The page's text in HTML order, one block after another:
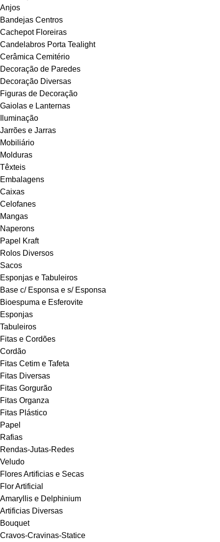
Anjos
Bandejas Centros
Cachepot Floreiras
Candelabros Porta Tealight
Cerâmica Cemitério
Decoração de Paredes
Decoração Diversas
Figuras de Decoração
Gaiolas e Lanternas
Iluminação
Jarrões e Jarras
Mobiliário
Molduras
Têxteis
Embalagens
Caixas
Celofanes
Mangas
Naperons
Papel Kraft
Rolos Diversos
Sacos
Esponjas e Tabuleiros
Base c/ Esponsa e s/ Esponsa
Bioespuma e Esferovite
Esponjas
Tabuleiros
Fitas e Cordões
Cordão
Fitas Cetim e Tafeta
Fitas Diversas
Fitas Gorgurão
Fitas Organza
Fitas Plástico
Papel
Rafias
Rendas-Jutas-Redes
Veludo
Flores Artificias e Secas
Flor Artificial
Amaryllis e Delphinium
Artificias Diversas
Bouquet
Cravos-Cravinas-Statice